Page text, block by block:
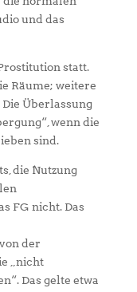
und das
statt.
Räume; weitere
Überlassung
wenn die
sind.
die Nutzung
FG nicht. Das
der
„nicht
Das gelte etwa